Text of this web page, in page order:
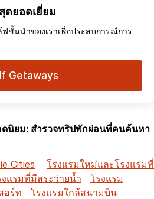
ดยอดเยี่ยม
ชั้นนำของเราเพื่อประสบการณ์การ
Getaways
นิยม: สำรวจทริปพักผ่อนที่คนค้นหา
Cities
โรงแรมใหม่และโรงแรมที่
งแรมที่มีสระว่ายน้ำ
โรงแรม
อร์ท
โรงแรมใกล้สนามบิน